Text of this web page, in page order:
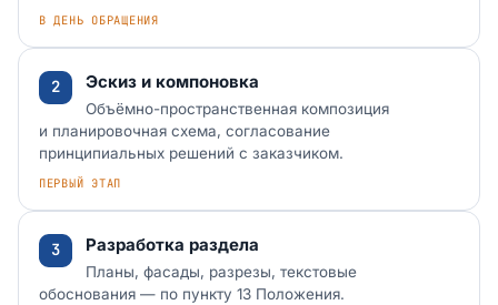
В ДЕНЬ ОБРАЩЕНИЯ
Эскиз и компоновка
Объёмно-пространственная композиция
и планировочная схема, согласование
принципиальных решений с заказчиком.
ПЕРВЫЙ ЭТАП
Разработка раздела
Планы, фасады, разрезы, текстовые
обоснования — по пункту 13 Положения.